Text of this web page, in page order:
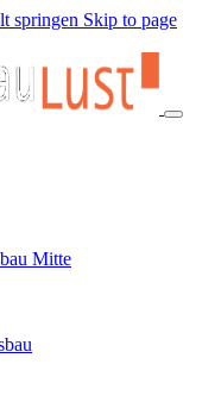
springen Skip to page
Mitte